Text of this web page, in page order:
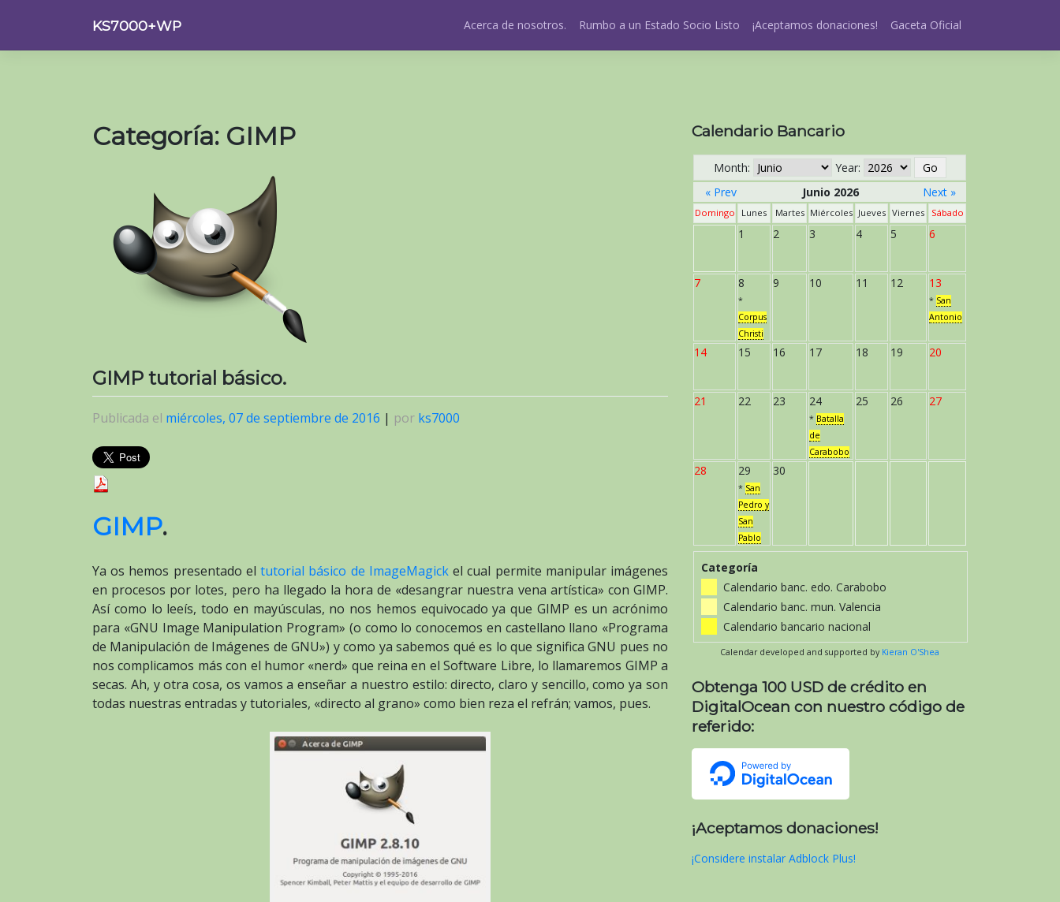
contenido
KS7000+WP Acerca de nosotros. Rumbo a un Estado Socio Listo ¡Aceptamos donaciones! Gaceta Oficial
Categoría: GIMP
GIMP tutorial básico.
Publicada el miércoles, 07 de septiembre de 2016 | por ks7000
GIMP.
Ya os hemos presentado eltutorial básico de ImageMagickel cual permite manipular imágenes
en procesos por lotes, pero ha llegado la hora de «desangrar nuestra vena artística» con GIMP.
Así como lo leeís, todo en mayúsculas, no nos hemos equivocado ya que GIMP es un acrónimo
para «GNU Image Manipulation Program» (o como lo conocemos en castellano llano «Programa
de Manipulación de Imágenes de GNU») y como ya sabemos qué es lo que significa GNU pues no
nos complicamos más con el humor «nerd» que reina en el Software Libre, lo llamaremos GIMP a
secas. Ah, y otra cosa, os vamos a enseñar a nuestro estilo: directo, claro y sencillo, como ya son
todas nuestras entradas y tutoriales, «directo al grano» como bien reza el refrán; vamos, pues.
Calendario Bancario
Month:
Year:
« Prev
Junio 2026 Next »
Domingo Lunes Martes Miércoles Jueves Viernes Sábado
1 2 3 4 5 6
7 8
*
Corpus
Christi
9 10 11 12 13
* San
Antonio
14 15 16 17 18 19 20
21 22 23 24
* Batalla
de
Carabobo
25 26 27
28 29
* San
Pedro y
San
Pablo
30
Categoría
Calendario banc. edo. Carabobo
Calendario banc. mun. Valencia
Calendario bancario nacional
Calendar developed and supported by Kieran O'Shea
Obtenga 100 USD de crédito en
DigitalOcean con nuestro código de
referido:
¡Aceptamos donaciones!
¡Considere instalar Adblock Plus!